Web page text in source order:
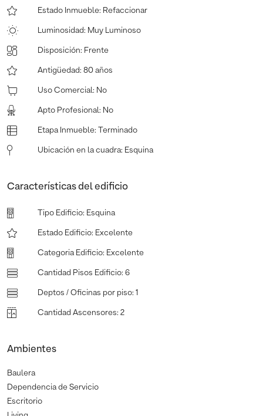
Estado Inmueble: Refaccionar
Luminosidad: Muy Luminoso
Disposición: Frente
Antigüedad: 80 años
Uso Comercial : No
Apto Profesional : No
Etapa Inmueble: Terminado
Ubicación en la cuadra: Esquina
Características del edificio
Tipo Edificio: Esquina
Estado Edificio: Excelente
Categoria Edificio: Excelente
Cantidad Pisos Edificio: 6
Deptos / Oficinas por piso: 1
Cantidad Ascensores: 2
Ambientes
Baulera
Dependencia de Servicio
Escritorio